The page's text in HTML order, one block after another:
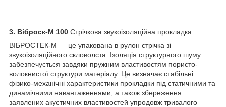
3. Віброск-М 100 Стрічкова звукоізоляційна прокладка
ВІБРОСТЕК-М — це упакована в рулон стрічка зі
звукоізоляційного скловолста. Ізоляція структурного шуму
забезпечується завдяки пружним властивостям пористо-
волокнистої структури матеріалу. Це визначає стабільні
фізико-механічні характеристики прокладки під статичними та
динамічними навантаженнями, а також збереження
заявлених акустичних властивостей упродовж тривалого